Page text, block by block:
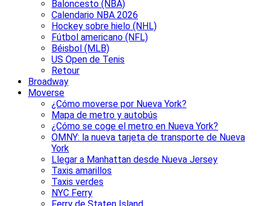
Baloncesto (NBA)
Calendario NBA 2026
Hockey sobre hielo (NHL)
Fútbol americano (NFL)
Béisbol (MLB)
US Open de Tenis
Retour
Broadway
Moverse
¿Cómo moverse por Nueva York?
Mapa de metro y autobús
¿Cómo se coge el metro en Nueva York?
OMNY: la nueva tarjeta de transporte de Nueva
York
Llegar a Manhattan desde Nueva Jersey
Taxis amarillos
Taxis verdes
NYC Ferry